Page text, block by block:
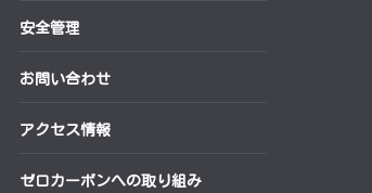
安全管理
お問い合わせ
アクセス情報
ゼロカーボンへの取り組み